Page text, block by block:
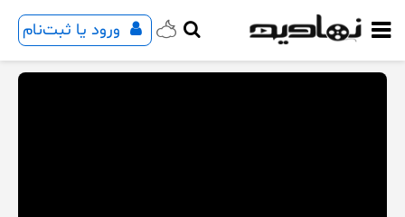
ورود یا ثبت‌نام